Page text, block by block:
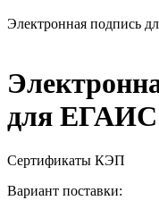
Электронная подпись
для ЕГАИС
Сертификаты КЭП
Вариант поставки: